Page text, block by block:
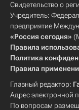
Свидетельство о
Учредитель:
предприятие
«Россия сегодня»
Правила
Политика
Правила
Главный редактор:
Адрес электронной
По вопросам